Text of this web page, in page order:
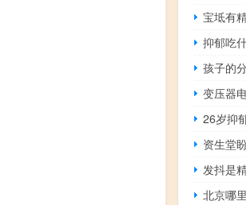
宝坻有
抑郁吃
孩子的
变压器
26岁抑
资生堂
发抖是
北京哪